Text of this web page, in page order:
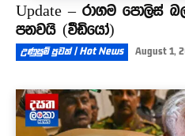
Update – රාගම පොලිස්
පනවයි (වීඩියෝ)
උණුසුම් පුවත් | Hot News August 1,